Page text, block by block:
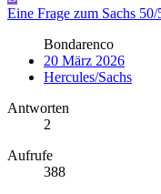
Eine Frage zum Sachs
Bondarenco
20 März 2026
Hercules/Sachs
Antworten
2
Aufrufe
388